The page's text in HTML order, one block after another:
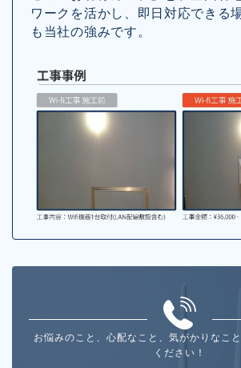
ワークを活かし、即日対応できる
も当社の強みです。
お悩みのこと、心配なこと、気がかりなこ
ください！